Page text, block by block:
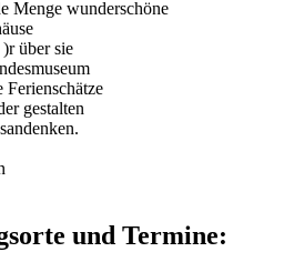
Menge wunderschöne
über sie
gestalten
und Termine: